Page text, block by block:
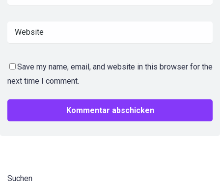
Save my name, email, and website in this browser for the
next time I comment.
Suchen